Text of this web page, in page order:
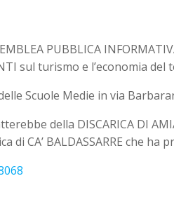
PUBBLICA
sul turismo e l’economia
Scuole Medie in via
della DISCARICA DI
di CA’ BALDASSARRE che